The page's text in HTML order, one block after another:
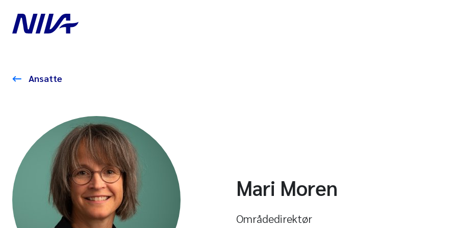
Ansatte
Mari Moren
Områdedirektør